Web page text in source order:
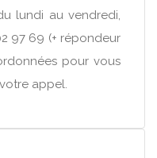
lundi au vendredi,
97 69 (+ répondeur
pour vous
appel.